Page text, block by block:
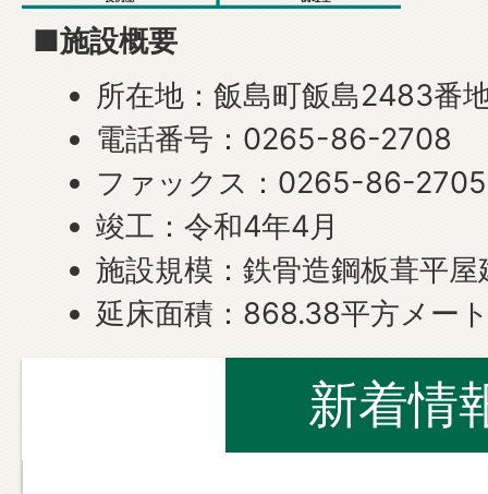
■施設概要
所在地：飯島町飯島2483番
電話番号：0265-86-2708
ファックス：0265-86-2705
竣工：令和4年4月
施設規模：鉄骨造鋼板葺平屋
延床面積：868.38平方メー
新着情